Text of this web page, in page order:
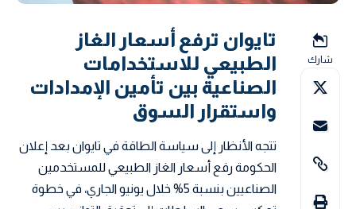
شارك
تايوان ترفع أسعار الغاز
الطبيعي للاستخدامات
الصناعية بين تأمين الإمدادات
واستقرار السوق
تتجه الأنظار إلى سياسة الطاقة في تايوان بعد إعلان
الحكومة رفع أسعار الغاز الطبيعي للمستخدمين
الصناعيين بنسبة 5% خلال يونيو الجاري، في خطوة